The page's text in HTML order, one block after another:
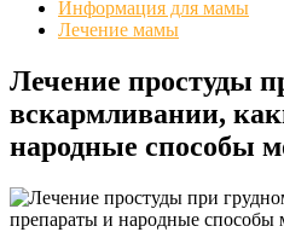
Информация для мамы
Лечение мамы
Лечение простуды
вскармливании,
народные способы